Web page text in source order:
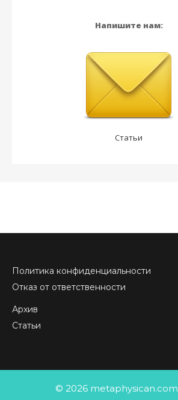
Напишите нам:
Статьи
Политика конфиденциальности
Отказ от ответственности
Архив
Статьи
© 2026 metaphysican.com